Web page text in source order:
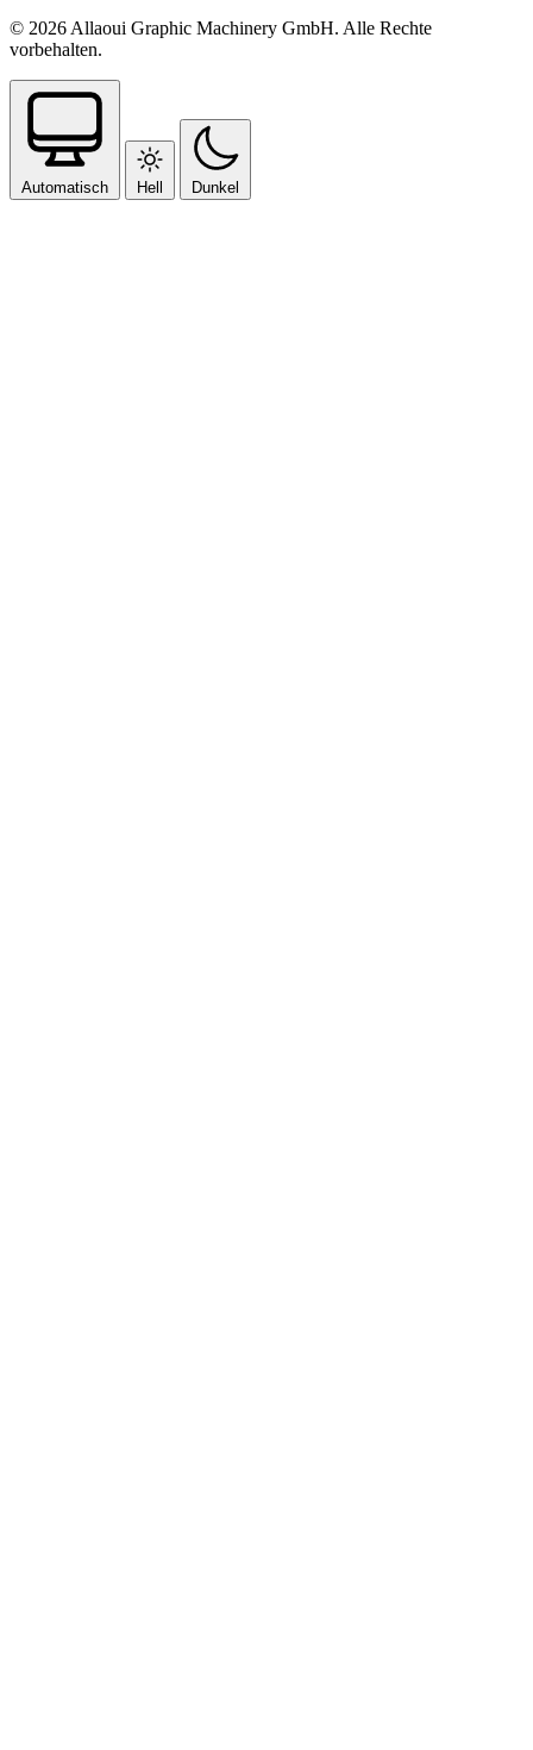
© 2026 Allaoui Graphic Machinery GmbH. Alle Rechte
vorbehalten.
Automatisch Hell Dunkel